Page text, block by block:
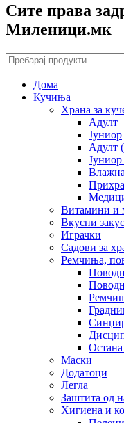
Сите права
Mиленици.мк
Дома
Кучиња
Храна за
Адулт
Јуниор
Адулт
Витамини и
Вкусни
Играчки
Садови за
Ремчиња,
Маски
Додатоци
Легла
Заштита од
Хигиена и